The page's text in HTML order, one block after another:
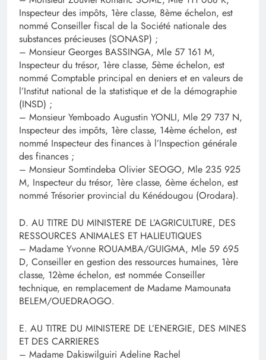
Inspecteur des impôts, 1ère classe, 8ème échelon, est
nommé Conseiller fiscal de la Société nationale des
substances précieuses (SONASP) ;
– Monsieur Georges BASSINGA, Mle 57 161 M,
Inspecteur du trésor, 1ère classe, 5ème échelon, est
nommé Comptable principal en deniers et en valeurs de
l’Institut national de la statistique et de la démographie
(INSD) ;
– Monsieur Yemboado Augustin YONLI, Mle 29 737 N,
Inspecteur des impôts, 1ère classe, 14ème échelon, est
nommé Inspecteur des finances à l’Inspection générale
des finances ;
– Monsieur Somtindeba Olivier SEOGO, Mle 235 925
M, Inspecteur du trésor, 1ère classe, 6ème échelon, est
nommé Trésorier provincial du Kénédougou (Orodara).
D. AU TITRE DU MINISTERE DE L’AGRICULTURE, DES
RESSOURCES ANIMALES ET HALIEUTIQUES
– Madame Yvonne ROUAMBA/GUIGMA, Mle 59 695
D, Conseiller en gestion des ressources humaines, 1ère
classe, 12ème échelon, est nommée Conseiller
technique, en remplacement de Madame Mamounata
BELEM/OUEDRAOGO.
E. AU TITRE DU MINISTERE DE L’ENERGIE, DES MINES
ET DES CARRIERES
– Madame Dakiswilguiri Adeline Rachel